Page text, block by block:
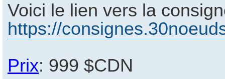
Voici le lien vers la
https://
Prix: 999 $CDN